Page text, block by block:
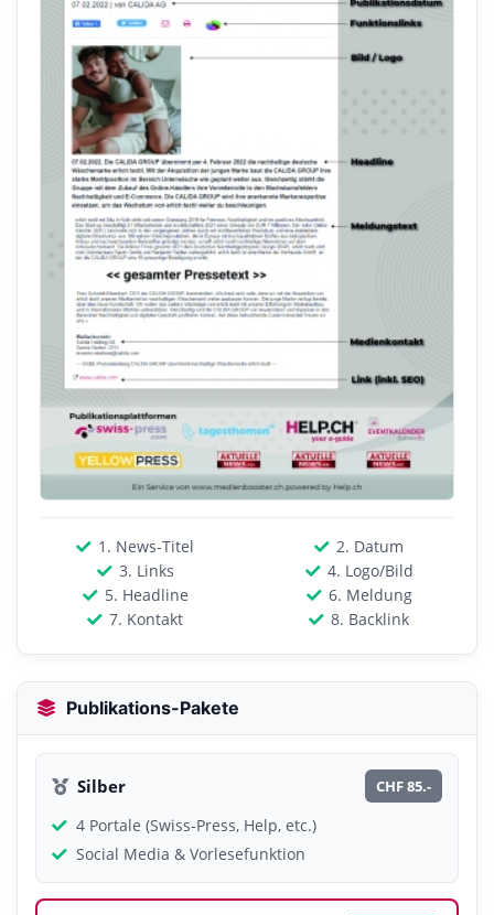
1. News-Titel
2. Datum
3. Links
4. Logo/Bild
5. Headline
6. Meldung
7. Kontakt
8. Backlink
Publikations-Pakete
Silber CHF 85.-
4 Portale (Swiss-Press, Help, etc.)
Social Media & Vorlesefunktion